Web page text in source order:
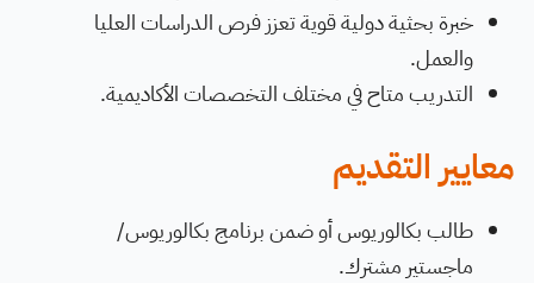
خبرة بحثية دولية قوية تعزز فرص الدراسات العليا
والعمل.
التدريب متاح في مختلف التخصصات الأكاديمية.
معايير التقديم
طالب بكالوريوس أو ضمن برنامج بكالوريوس/
ماجستير مشترك.